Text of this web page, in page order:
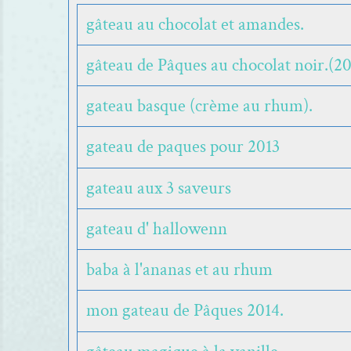
gâteau au chocolat et amandes.
gâteau de Pâques au chocolat
gateau basque (crème au rhum).
gateau de paques pour 2013
gateau aux 3 saveurs
gateau d' hallowenn
baba à l'ananas et au rhum
mon gateau de Pâques 2014.